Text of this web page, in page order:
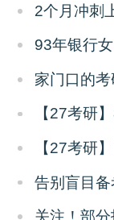
2个月冲刺
93年银行
家门口的
【27考研
【27考研
告别盲目
关注！部